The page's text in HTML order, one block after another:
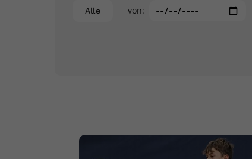
Alle von: